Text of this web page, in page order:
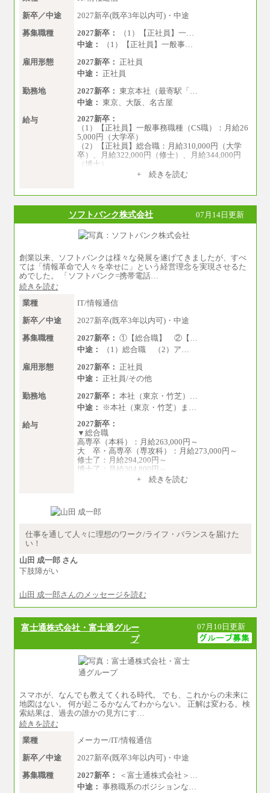
新卒／中途
2027新卒(既卒3年以内可)・中途
募集職種
2027新卒：
（1）【正社員】一…
中途：
（1）【正社員】一般事…
雇用形態
2027新卒： 正社員
中途： 正社員
勤務地
2027新卒： 東京本社（最寄駅「…
中途： 東京、大阪、名古屋
給与
2027新卒：
（1）【正社員】一般事務職種（CS職）：月給26
5,000円（大学卒）
（2）【正社員】総合職：月給310,000円（大学
卒）、月給322,000円（修士）、月給344,000円
（博士）
卒の金額を最低額とし、
経験・能力を考慮のうえ、当社規程に基づき決
定いたします。
中途：
合、下記を再下限としてご経験に応じた金額と
なります。
（1）【正社員】一般事務職種（CS職）：月給25
（2）【正社員】総合職：月給300,000円（大学
卒）
※試用期間も同額
+ 続きを読む
ソフトバンク株式会社 07月14日更新
創業以来、ソフトバンクは様々な発展を遂げてきましたが、すべ
ては「情報革命で人々を幸せに」という経営理念を実現させるた
めでした。 「ソフトバンク=携帯電話…
続きを読む
業種
IT/情報通信
新卒／中途
2027新卒(既卒3年以内可)・中途
募集職種
2027新卒： ①【総合職】 ②【…
中途：
（1）総合職 （2）ア…
雇用形態
2027新卒： 正社員
中途： 正社員/その他
勤務地
2027新卒： 本社（東京・竹芝）…
中途：
※本社（東京・竹芝）ま…
給与
2027新卒：
▼総合職
高専卒（本科）：月給263,000円～
大 卒・高専卒（専攻科）：月給273,000円～
修士了：月給294,200円～
博士了：月給304,800円～
ず個別設定することがあります
▼アソシエイト職
全職種2025年度実績
中途：
基本月給／20万5000円以上(正社員・準社員）
※経験、能力を考慮の上、当社規定により
優遇いたします
※自己成長支援金(10,000円）を含む
※別途、Workstyle支援金(月額4,000円）
+ 続きを読む
仕事を通して人々に理想のワーク/ライフ・バランスを届けた
い！
山田 成一郎 さん
下肢障がい
山田 成一郎さんのメッセージを読む
富士通株式会社・富士通グルー
プ
07月10日更新
スマホが、なんでも教えてくれる時代。 でも、これからの未来に
地図はない。 何が起こるかなんてわからない。 正解は変わる。検
索結果は、過去の誰かの見方にす…
続きを読む
業種
メーカー/IT/情報通信
新卒／中途
2027新卒(既卒3年以内可)・中途
募集職種
2027新卒：
＜富士通株式会社＞…
中途： 事務職系のポジションな…